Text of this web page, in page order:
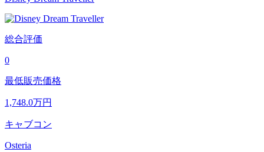
総合評価
0
最低販売価格
1,748.0万円
キャブコン
Osteria